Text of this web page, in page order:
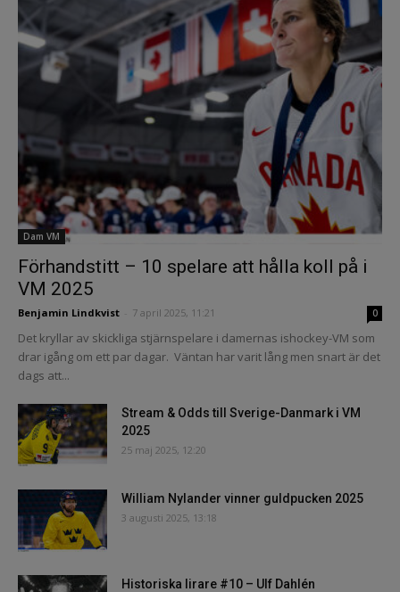
Dam VM
Förhandstitt – 10 spelare att hålla koll på i
VM 2025
Benjamin Lindkvist 7 april 2025, 11:21 0
Det kryllar av skickliga stjärnspelare i damernas ishockey-VM som
drar igång om ett par dagar. Väntan har varit lång men snart är det
dags att...
Stream & Odds till Sverige-Danmark i VM
2025
25 maj 2025, 12:20
William Nylander vinner guldpucken 2025
3 augusti 2025, 13:18
Historiska lirare #10 – Ulf Dahlén